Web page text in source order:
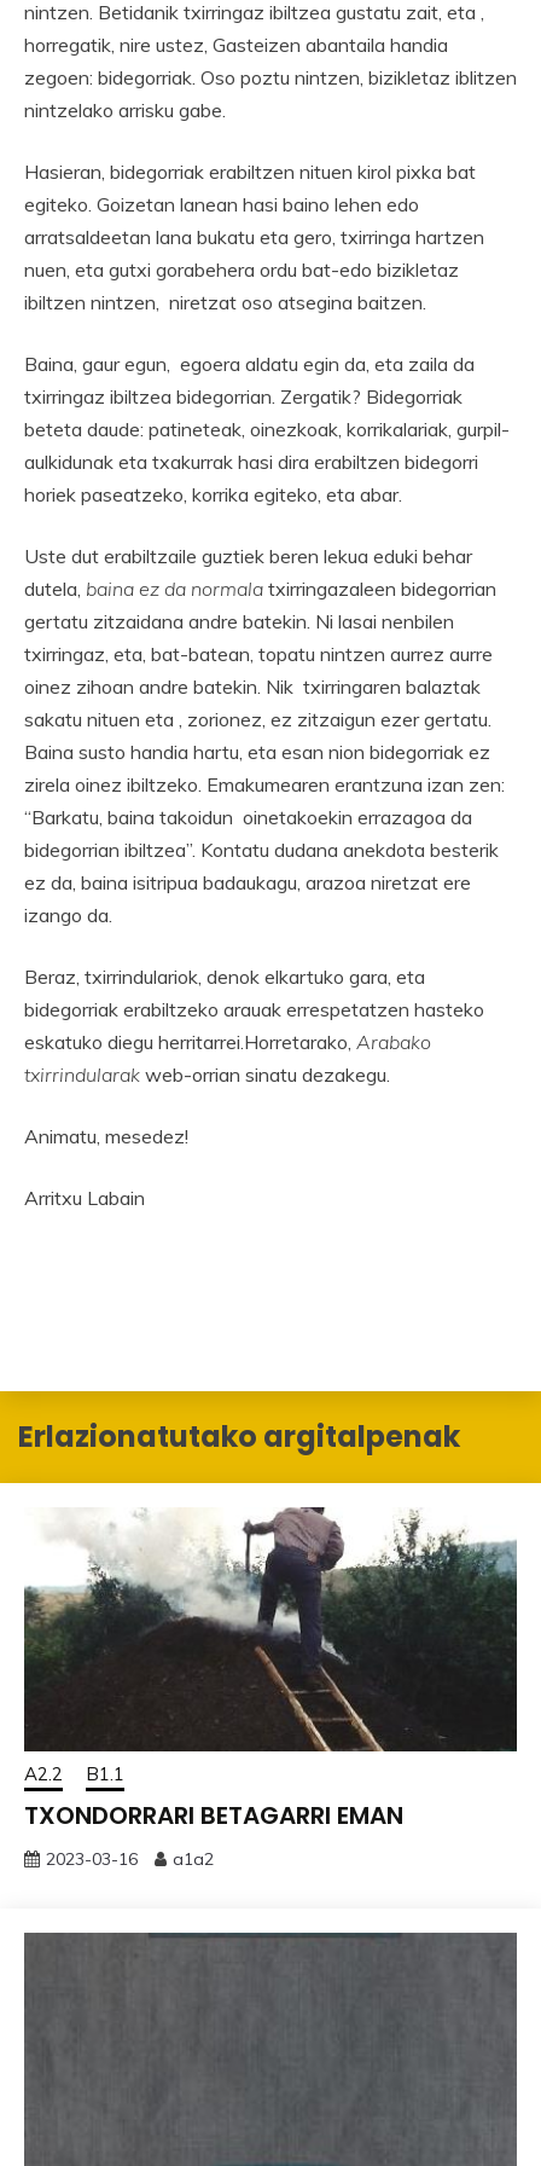
nintzen. Betidanik txirringaz ibiltzea gustatu zait, eta ,
horregatik, nire ustez, Gasteizen abantaila handia
zegoen: bidegorriak. Oso poztu nintzen, bizikletaz iblitzen
nintzelako arrisku gabe.
Hasieran, bidegorriak erabiltzen nituen kirol pixka bat
egiteko. Goizetan lanean hasi baino lehen edo
arratsaldeetan lana bukatu eta gero, txirringa hartzen
nuen, eta gutxi gorabehera ordu bat-edo bizikletaz
ibiltzen nintzen, niretzat oso atsegina baitzen.
Baina, gaur egun, egoera aldatu egin da, eta zaila da
txirringaz ibiltzea bidegorrian. Zergatik? Bidegorriak
beteta daude: patineteak, oinezkoak, korrikalariak, gurpil-
aulkidunak eta txakurrak hasi dira erabiltzen bidegorri
horiek paseatzeko, korrika egiteko, eta abar.
Uste dut erabiltzaile guztiek beren lekua eduki behar
dutela, baina ez da normala txirringazaleen bidegorrian
gertatu zitzaidana andre batekin. Ni lasai nenbilen
txirringaz, eta, bat-batean, topatu nintzen aurrez aurre
oinez zihoan andre batekin. Nik txirringaren balaztak
sakatu nituen eta , zorionez, ez zitzaigun ezer gertatu.
Baina susto handia hartu, eta esan nion bidegorriak ez
zirela oinez ibiltzeko. Emakumearen erantzuna izan zen:
“Barkatu, baina takoidun oinetakoekin errazagoa da
bidegorrian ibiltzea”. Kontatu dudana anekdota besterik
ez da, baina isitripua badaukagu, arazoa niretzat ere
izango da.
Beraz, txirrindulariok, denok elkartuko gara, eta
bidegorriak erabiltzeko arauak errespetatzen hasteko
eskatuko diegu herritarrei.Horretarako, Arabako
txirrindularak web-orrian sinatu dezakegu.
Animatu, mesedez!
Arritxu Labain
Erlazionatutako argitalpenak
A2.2 B1.1
TXONDORRARI BETAGARRI EMAN
2023-03-16 a1a2